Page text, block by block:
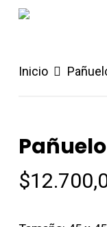
Skip
content
Inicio
$